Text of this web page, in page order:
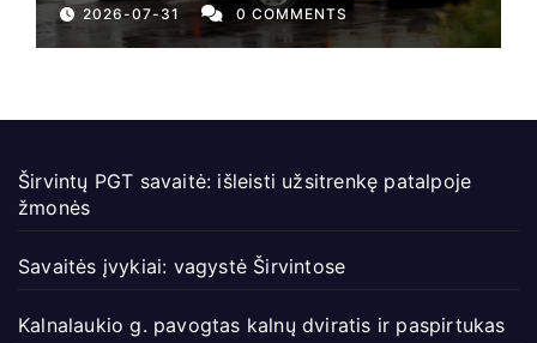
2026-07-31 0 COMMENTS
Širvintų PGT savaitė: išleisti užsitrenkę patalpoje
žmonės
Savaitės įvykiai: vagystė Širvintose
Kalnalaukio g. pavogtas kalnų dviratis ir paspirtukas